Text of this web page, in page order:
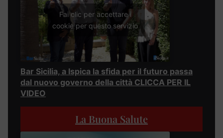
Fai clic per accettare i
cookie per questo servizio
Bar Sicilia, a Ispica la sfida per il futuro passa
dal nuovo governo della città CLICCA PER IL
VIDEO
La Buona Salute